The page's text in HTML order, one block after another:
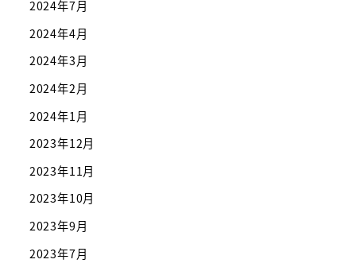
2024年7月
2024年4月
2024年3月
2024年2月
2024年1月
2023年12月
2023年11月
2023年10月
2023年9月
2023年7月